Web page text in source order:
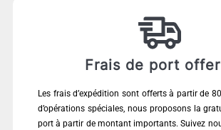
Frais de port
Les frais d’expédition sont offerts à partir de
d’opérations spéciales, nous proposons la
port à partir de montant importants. Suivez